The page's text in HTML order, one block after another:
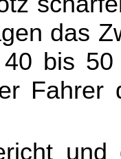
das
bis
Fahrer